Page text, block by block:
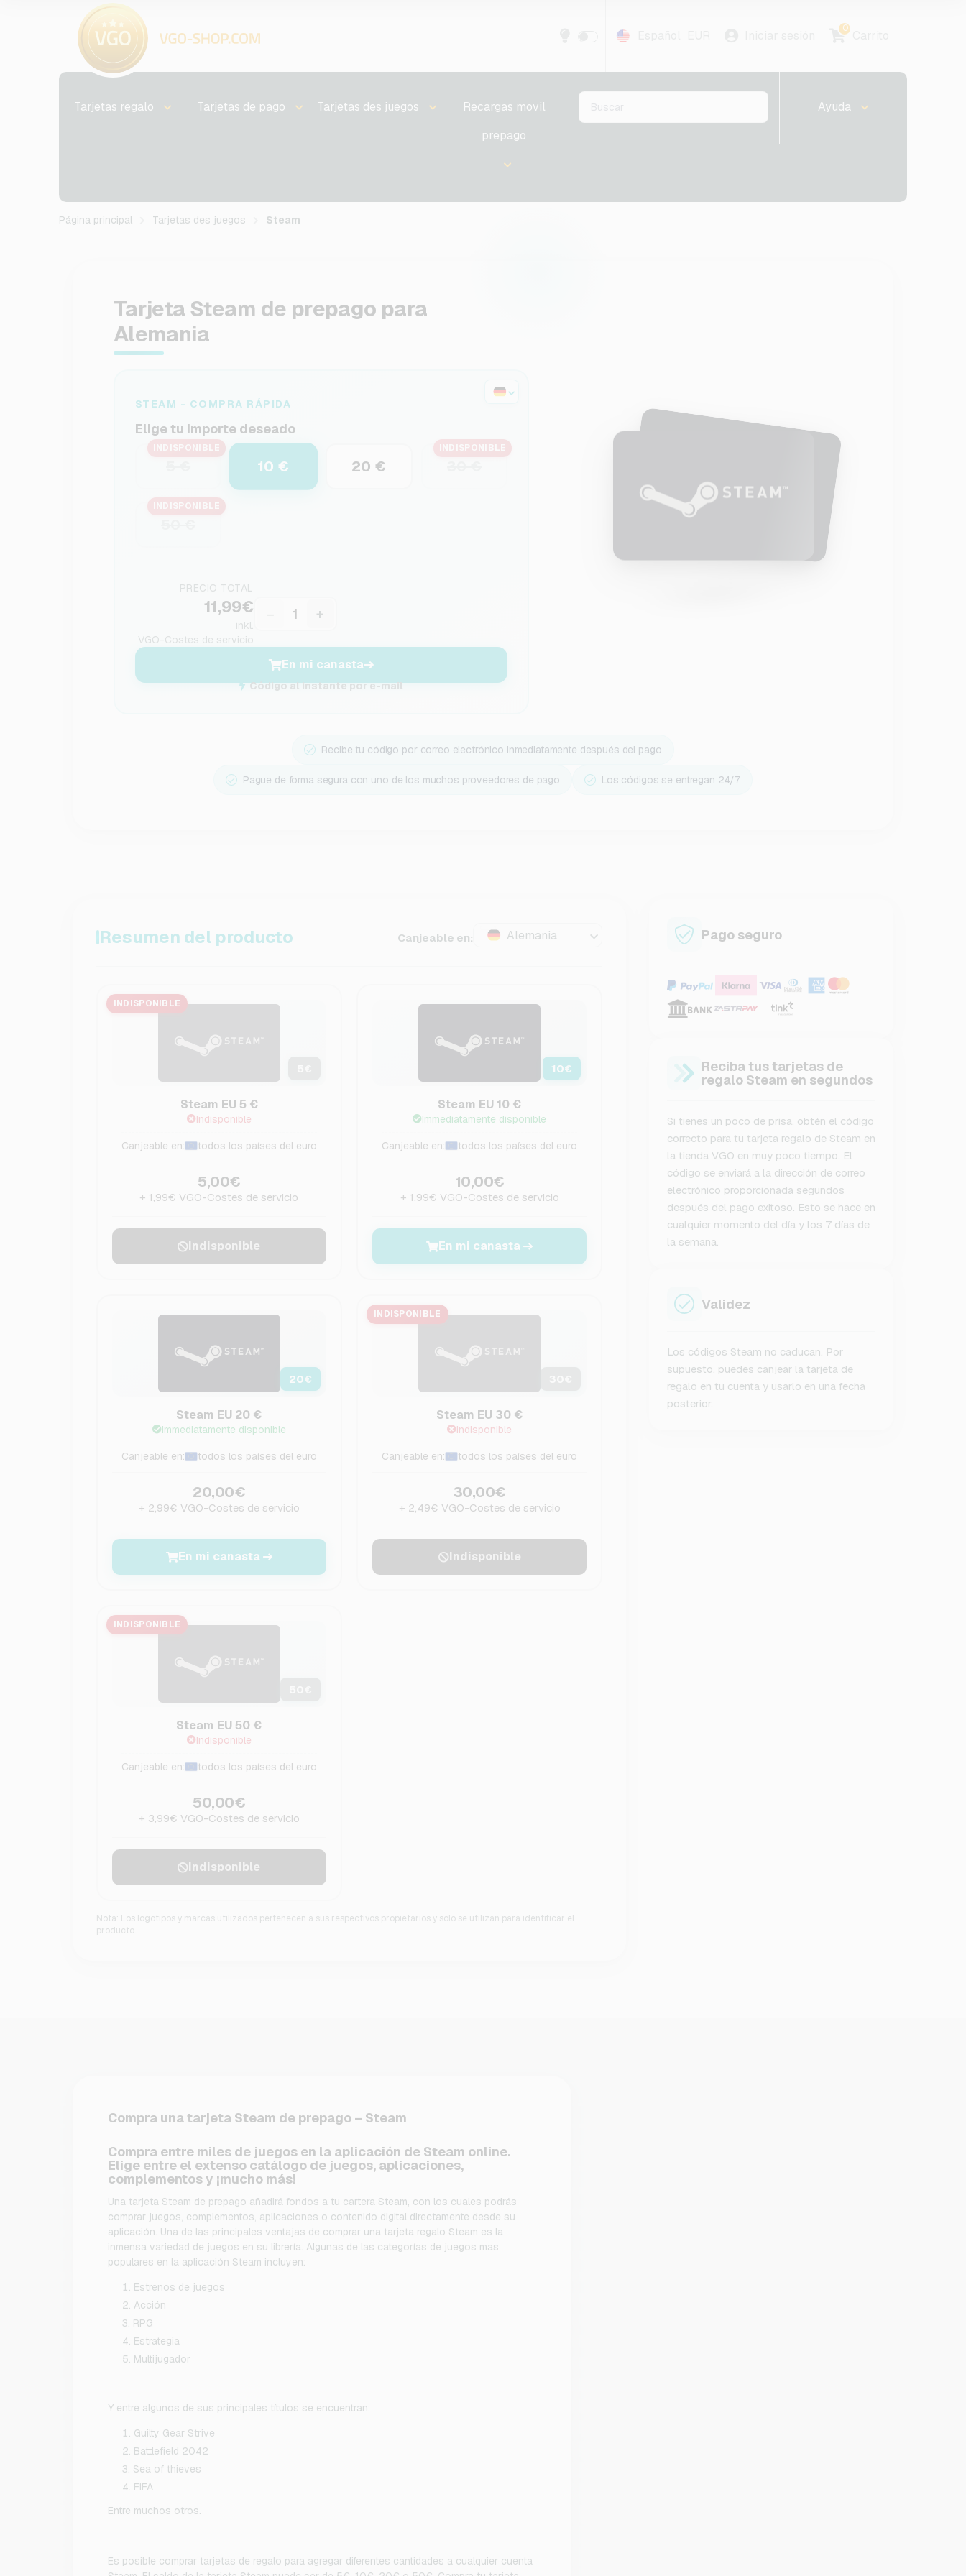
0
Tarjetas regalo Tarjetas de pago Tarjetas des juegos
Recargas movil
prepago
Ayuda
Página principal Tarjetas des juegos Steam
Tarjeta Steam de prepago para
Alemania
STEAM - COMPRA RÁPIDA
Elige tu importe deseado
INDISPONIBLE
10 € 20 €
INDISPONIBLE
INDISPONIBLE
PRECIO TOTAL
11,99€
inkl.
VGO-Costes de servicio
+
En mi canasta
Código al instante por e-mail
Recibe tu código por correo electrónico inmediatamente después del pago
Pague de forma segura con uno de los muchos proveedores de pago Los códigos se entregan 24/7
Resumen del producto Canjeable en: Alemania
INDISPONIBLE
Steam EU 5 €
Indisponible
Canjeable en: todos los países del euro
5,00€
+ 1,99€ VGO-Costes de servicio
Indisponible
10€
Steam EU 10 €
Immediatamente disponible
Canjeable en: todos los países del euro
10,00€
+ 1,99€ VGO-Costes de servicio
En mi canasta
20€
Steam EU 20 €
Immediatamente disponible
Canjeable en: todos los países del euro
20,00€
+ 2,99€ VGO-Costes de servicio
En mi canasta
INDISPONIBLE
Steam EU 30 €
Indisponible
Canjeable en: todos los países del euro
30,00€
+ 2,49€ VGO-Costes de servicio
Indisponible
INDISPONIBLE
Steam EU 50 €
Indisponible
Canjeable en: todos los países del euro
50,00€
+ 3,99€ VGO-Costes de servicio
Indisponible
Nota: Los logotipos y marcas utilizados pertenecen a sus respectivos propietarios y sólo se utilizan para identificar el
producto.
Pago seguro
Reciba tus tarjetas de
regalo Steam en segundos
Si tienes un poco de prisa, obtén el código
correcto para tu tarjeta regalo de Steam en
la tienda VGO en muy poco tiempo. El
código se enviará a la dirección de correo
electrónico proporcionada segundos
después del pago exitoso. Esto se hace en
cualquier momento del día y los 7 días de
la semana.
Validez
Los códigos Steam no caducan. Por
supuesto, puedes canjear la tarjeta de
regalo en tu cuenta y usarlo en una fecha
posterior.
Compra una tarjeta Steam de prepago – Steam
Compra entre miles de juegos en la aplicación de Steam online.
Elige entre el extenso catálogo de juegos, aplicaciones,
complementos y ¡mucho más!
Una tarjeta Steam de prepago añadirá fondos a tu cartera Steam, con los cuales podrás
comprar juegos, complementos, aplicaciones o contenido digital directamente desde su
aplicación. Una de las principales ventajas de comprar una tarjeta regalo Steam es la
inmensa variedad de juegos en su librería. Algunas de las categorías de juegos mas
populares en la aplicación Steam incluyen:
Estrenos de juegos
Acción
RPG
Estrategia
Multijugador
Y entre algunos de sus principales títulos se encuentran:
Guilty Gear Strive
Battlefield 2042
Sea of thieves
FIFA
Entre muchos otros.
Es posible comprar tarjetas de regalo para agregar diferentes cantidades a cualquier cuenta